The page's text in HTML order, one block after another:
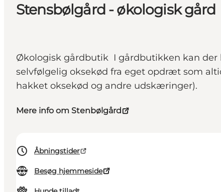
Stensbølgård - økologisk gård
Økologisk gårdbutik I gårdbutikken kan der
selvfølgelig oksekød fra eget opdræt som
hakket oksekød og andre udskæringer).
Mere info om Stenbølgård
Åbningstider
Besøg hjemmeside